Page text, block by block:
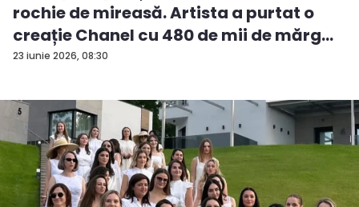
23 iunie 2026, 08:30
rochie de mireasă. Artista a purtat o
creație Chanel cu 480 de mii de mărg...